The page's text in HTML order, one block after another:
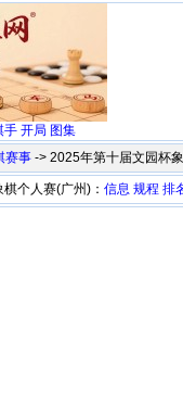
手 开局 图集
赛事 -> 2025年第十届文园杯
个人赛(广州)： 信息 规程 排